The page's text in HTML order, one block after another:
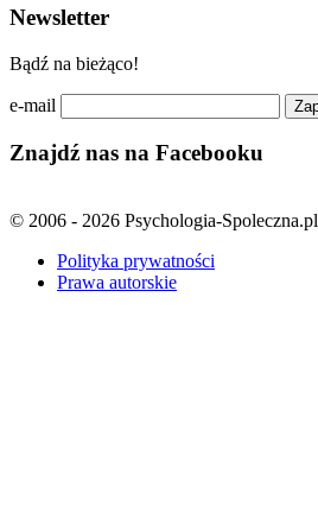
Newsletter
Bądź na bieżąco!
e-mail
Znajdź nas na Facebooku
© 2006 - 2026 Psychologia-Spoleczna.pl
Polityka prywatności
Prawa autorskie